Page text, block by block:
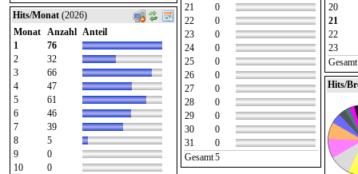
Hits/Monat (2026)
Monat
Anzahl Anteil
1
76
2
32
3
66
4
47
5
61
6
46
7
39
8
5
9
0
10
0
21
0
22
0
23
0
24
0
25
0
26
0
27
0
28
0
29
0
30
0
31
0
Gesamt5
20
21
22
23
Gesamt
Hits/